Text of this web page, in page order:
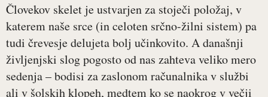
Človekov skelet je ustvarjen za stoječi položaj, v
katerem naše srce (in celoten srčno-žilni sistem) pa
tudi črevesje delujeta bolj učinkovito. A današnji
življenjski slog pogosto od nas zahteva veliko mero
sedenja – bodisi za zaslonom računalnika v službi
ali v šolskih klopeh, medtem ko se naokrog v večji